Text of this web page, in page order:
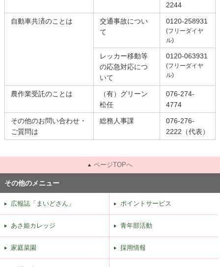
2244
自動車共済のことは
交通事故につい
て
0120-258931
(フリーダイヤ
ル)
レッカー移動等
の応急対応につ
いて
0120-063931
(フリーダイヤ
ル)
農作業受託のことは
（有）グリーン
松任
076-274-
4774
その他のお問い合わせ・
ご質問は
総務人事課
076-276-
2222（代表）
ページTOPへ
その他のメニュー
広報誌「まいどさん」 ポイントサービス
あさ姫カレッジ 青年部活動
家庭菜園 採用情報